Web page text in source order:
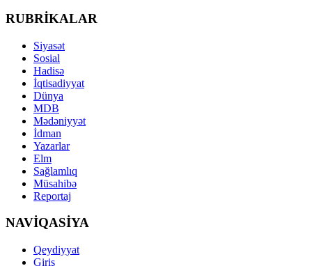
RUBRİKALAR
Siyasət
Sosial
Hadisə
İqtisadiyyat
Dünya
MDB
Mədəniyyət
İdman
Yazarlar
Elm
Sağlamlıq
Müsahibə
Reportaj
NAVİQASİYA
Qeydiyyat
Giriş